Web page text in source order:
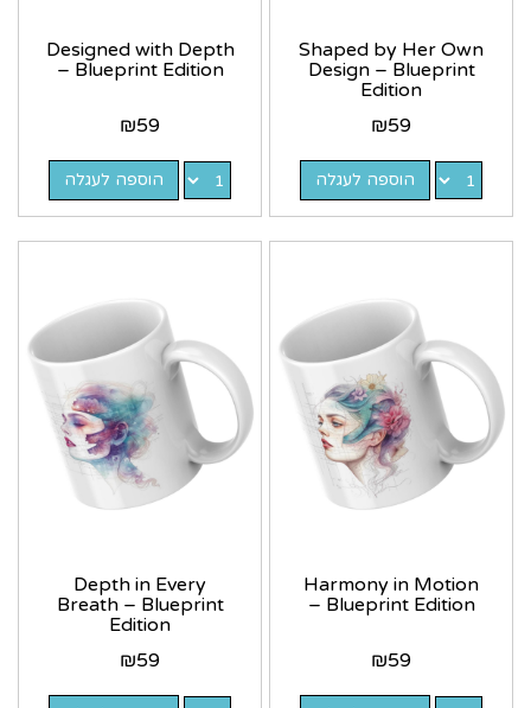
Shaped by Her Own
Design – Blueprint
Edition
₪59
הוספה לעגלה
Designed with Depth
– Blueprint Edition
₪59
הוספה לעגלה
Harmony in Motion
– Blueprint Edition
₪59
Depth in Every
Breath – Blueprint
Edition
₪59